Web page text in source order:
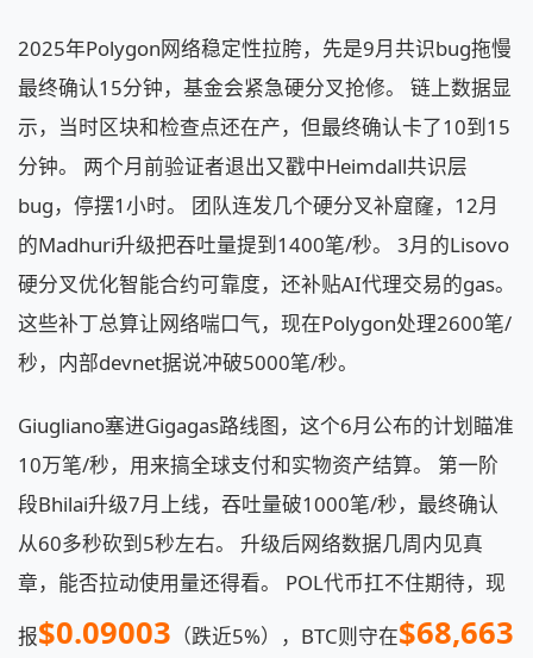
2025年Polygon网络稳定性拉胯，先是9月共识bug拖慢
最终确认15分钟，基金会紧急硬分叉抢修。 链上数据显
示，当时区块和检查点还在产，但最终确认卡了10到15
分钟。 两个月前验证者退出又戳中Heimdall共识层
bug，停摆1小时。 团队连发几个硬分叉补窟窿，12月
的Madhuri升级把吞吐量提到1400笔/秒。 3月的Lisovo
硬分叉优化智能合约可靠度，还补贴AI代理交易的gas。
这些补丁总算让网络喘口气，现在Polygon处理2600笔/
秒，内部devnet据说冲破5000笔/秒。
Giugliano塞进Gigagas路线图，这个6月公布的计划瞄准
10万笔/秒，用来搞全球支付和实物资产结算。 第一阶
段Bhilai升级7月上线，吞吐量破1000笔/秒，最终确认
从60多秒砍到5秒左右。 升级后网络数据几周内见真
章，能否拉动使用量还得看。 POL代币扛不住期待，现
报$0.09003 （跌近5%），BTC则守在$68,663